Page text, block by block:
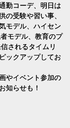
勤コーデ、明日は
の受験や習い事、
モデル、ハイセン
モデル、教育のプ
されるタイムリ
ックアップしてお
やイベント参加の
知らせも！